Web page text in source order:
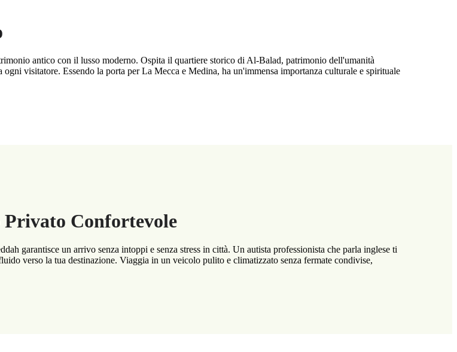
antico con il lusso moderno. Ospita il quartiere storico di Al-Balad, patrimonio dell'umanità
visitatore. Essendo la porta per La Mecca e Medina, ha un'immensa importanza culturale e spirituale
Confortevole
garantisce un arrivo senza intoppi e senza stress in città. Un autista professionista che parla inglese ti
verso la tua destinazione. Viaggia in un veicolo pulito e climatizzato senza fermate condivise,